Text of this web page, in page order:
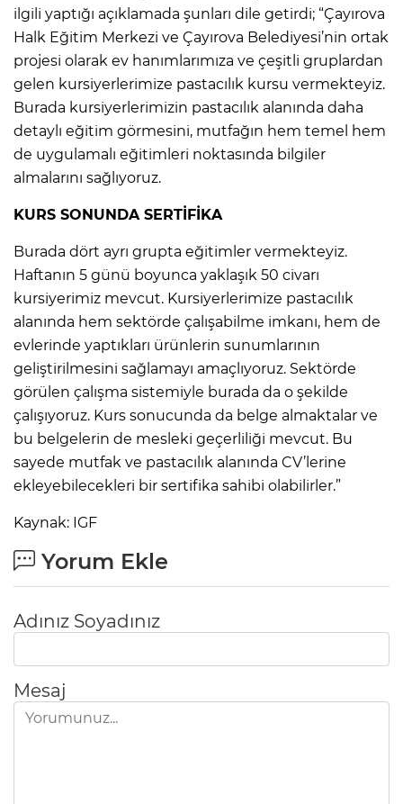
ilgili yaptığı açıklamada şunları dile getirdi; “Çayırova
Halk Eğitim Merkezi ve Çayırova Belediyesi’nin ortak
projesi olarak ev hanımlarımıza ve çeşitli gruplardan
gelen kursiyerlerimize pastacılık kursu vermekteyiz.
Burada kursiyerlerimizin pastacılık alanında daha
detaylı eğitim görmesini, mutfağın hem temel hem
de uygulamalı eğitimleri noktasında bilgiler
almalarını sağlıyoruz.
KURS SONUNDA SERTİFİKA
Burada dört ayrı grupta eğitimler vermekteyiz.
Haftanın 5 günü boyunca yaklaşık 50 civarı
kursiyerimiz mevcut. Kursiyerlerimize pastacılık
alanında hem sektörde çalışabilme imkanı, hem de
evlerinde yaptıkları ürünlerin sunumlarının
geliştirilmesini sağlamayı amaçlıyoruz. Sektörde
görülen çalışma sistemiyle burada da o şekilde
çalışıyoruz. Kurs sonucunda da belge almaktalar ve
bu belgelerin de mesleki geçerliliği mevcut. Bu
sayede mutfak ve pastacılık alanında CV’lerine
ekleyebilecekleri bir sertifika sahibi olabilirler.”
Kaynak: IGF
Yorum Ekle
Adınız Soyadınız
Mesaj